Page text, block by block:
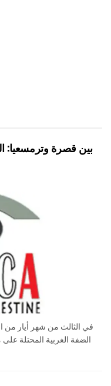
بين قصرة وترمسعيا:
الضفة الغربية المحتلة